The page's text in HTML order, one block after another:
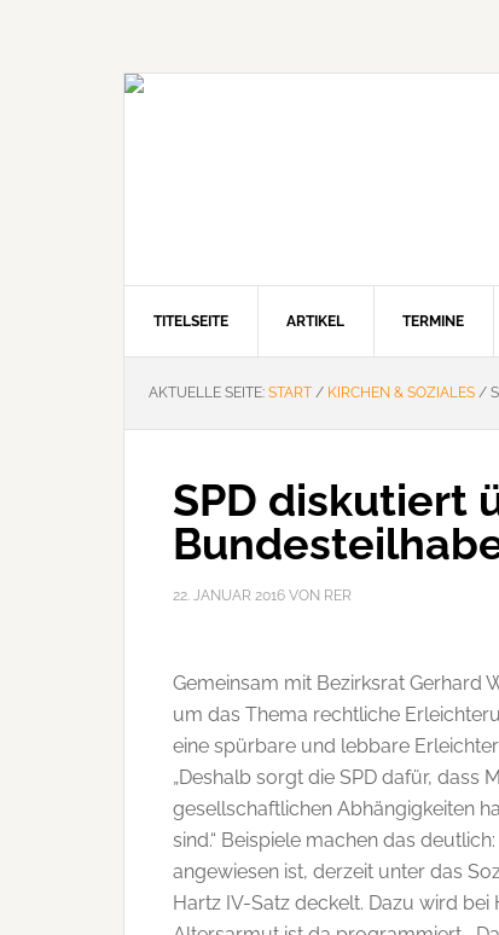
TITELSEITE ARTIKEL TERMINE
AKTUELLE SEITE: START / KIRCHEN & SOZIALES /
SPD diskutiert
22. JANUAR 2016 VON RER
Gemeinsam mit Bezirksrat Gerhard
um das Thema rechtliche
eine spürbare und lebbare
„Deshalb sorgt die SPD dafür, dass
gesellschaftlichen Abhängigkeiten
sind.“ Beispiele machen das
angewiesen ist, derzeit unter das
Hartz IV-Satz deckelt. Dazu wird